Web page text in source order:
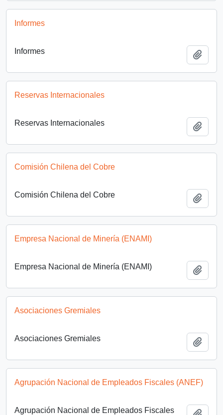
Informes
Informes
Reservas Internacionales
Reservas Internacionales
Comisión Chilena del Cobre
Comisión Chilena del Cobre
Empresa Nacional de Minería (ENAMI)
Empresa Nacional de Minería (ENAMI)
Asociaciones Gremiales
Asociaciones Gremiales
Agrupación Nacional de Empleados Fiscales (ANEF)
Agrupación Nacional de Empleados Fiscales